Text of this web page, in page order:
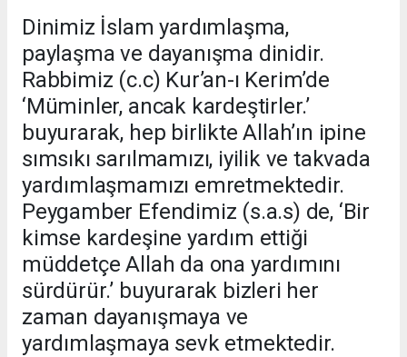
Dinimiz İslam yardımlaşma,
paylaşma ve dayanışma dinidir.
Rabbimiz (c.c) Kur’an-ı Kerim’de
‘Müminler, ancak kardeştirler.’
buyurarak, hep birlikte Allah’ın ipine
sımsıkı sarılmamızı, iyilik ve takvada
yardımlaşmamızı emretmektedir.
Peygamber Efendimiz (s.a.s) de, ‘Bir
kimse kardeşine yardım ettiği
müddetçe Allah da ona yardımını
sürdürür.’ buyurarak bizleri her
zaman dayanışmaya ve
yardımlaşmaya sevk etmektedir.